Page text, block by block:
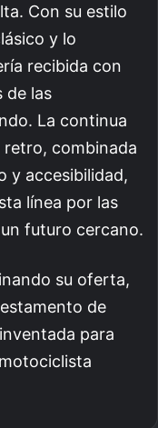
Con su estilo
y lo
recibida con
de las
La continua
retro, combinada
y accesibilidad,
línea por las
futuro cercano.
su oferta,
de
para